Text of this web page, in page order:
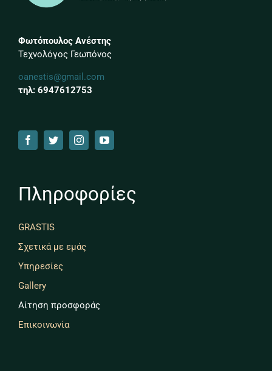
Φωτόπουλος Ανέστης
Τεχνολόγος Γεωπόνος
oanestis@gmail.com
τηλ: 6947612753
Πληροφορίες
GRASTIS
Σχετικά με εμάς
Υπηρεσίες
Gallery
Αίτηση προσφοράς
Επικοινωνία